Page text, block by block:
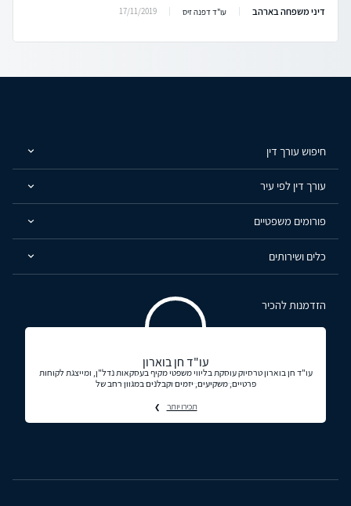
דיני משפחה בארהב עו"ד דפנה זיס 17/11/2019
חיפוש עורך דין
עורך דין לפי עיר
פורומים משפטיים
כלים ושירותים
הזדמנות להכיר
עו"ד חן בוארון
עו"ד חן בוארון טרסיוק עוסקת בליווי משפטי מקיף בעסקאות נדל"ן, ומייצגת לקוחות
פרטיים, משקיעים, יזמים וקבלנים במגוון רחב של
תכירו יותר